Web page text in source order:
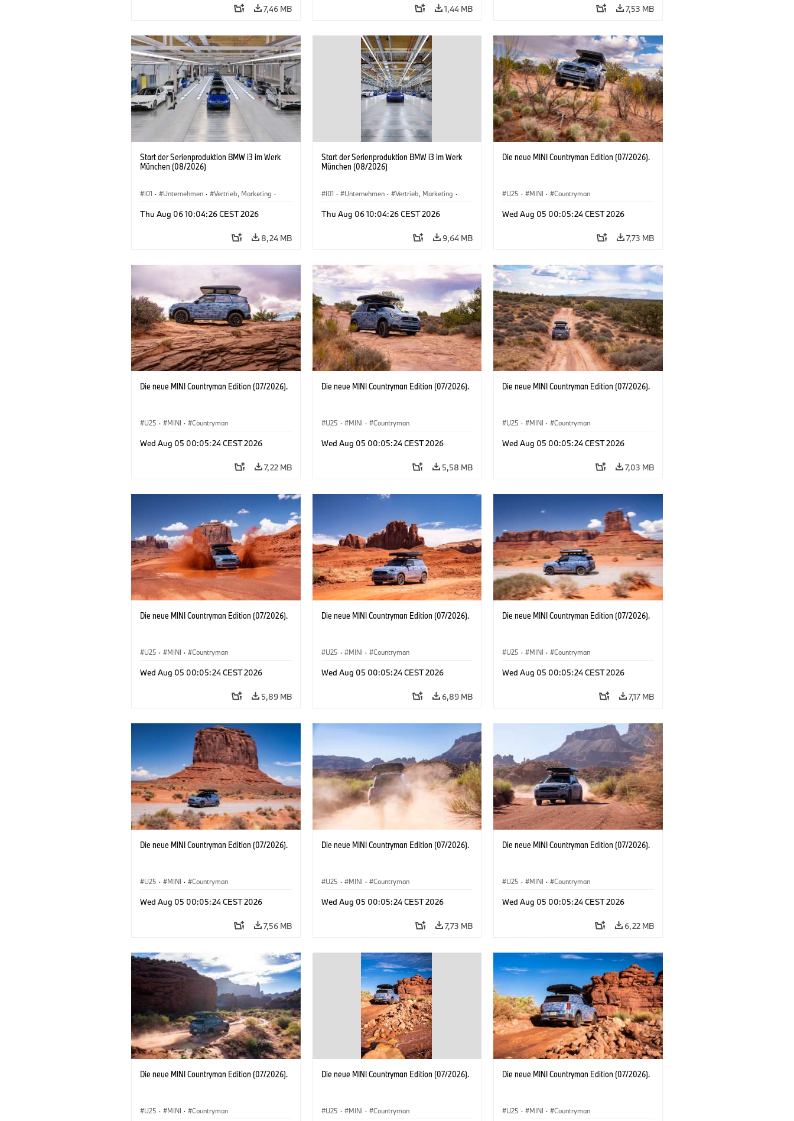
7,46 MB 1,44 MB 7,53 MB
Start der Serienproduktion BMW i3 im Werk
München (08/2026)
I01 · Unternehmen · Vertrieb, Marketing ·
Thu Aug 06 10:04:26 CEST 2026
8,24 MB
Start der Serienproduktion BMW i3 im Werk
München (08/2026)
I01 · Unternehmen · Vertrieb, Marketing ·
Thu Aug 06 10:04:26 CEST 2026
9,64 MB
Die neue MINI Countryman Edition (07/2026).
U25 · MINI · Countryman
Wed Aug 05 00:05:24 CEST 2026
7,73 MB
Die neue MINI Countryman Edition (07/2026).
U25 · MINI · Countryman
Wed Aug 05 00:05:24 CEST 2026
7,22 MB
Die neue MINI Countryman Edition (07/2026).
U25 · MINI · Countryman
Wed Aug 05 00:05:24 CEST 2026
5,58 MB
Die neue MINI Countryman Edition (07/2026).
U25 · MINI · Countryman
Wed Aug 05 00:05:24 CEST 2026
7,03 MB
Die neue MINI Countryman Edition (07/2026).
U25 · MINI · Countryman
Wed Aug 05 00:05:24 CEST 2026
5,89 MB
Die neue MINI Countryman Edition (07/2026).
U25 · MINI · Countryman
Wed Aug 05 00:05:24 CEST 2026
6,89 MB
Die neue MINI Countryman Edition (07/2026).
U25 · MINI · Countryman
Wed Aug 05 00:05:24 CEST 2026
7,17 MB
Die neue MINI Countryman Edition (07/2026).
U25 · MINI · Countryman
Wed Aug 05 00:05:24 CEST 2026
7,56 MB
Die neue MINI Countryman Edition (07/2026).
U25 · MINI · Countryman
Wed Aug 05 00:05:24 CEST 2026
7,73 MB
Die neue MINI Countryman Edition (07/2026).
U25 · MINI · Countryman
Wed Aug 05 00:05:24 CEST 2026
6,22 MB
Die neue MINI Countryman Edition (07/2026).
U25 · MINI · Countryman
Die neue MINI Countryman Edition (07/2026).
U25 · MINI · Countryman
Die neue MINI Countryman Edition (07/2026).
U25 · MINI · Countryman